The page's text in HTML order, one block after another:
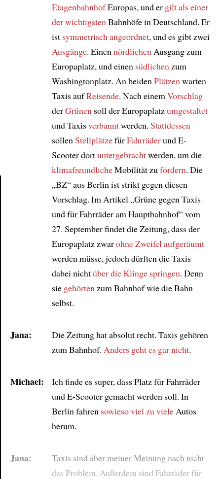
EtagenbahnhofEuropas, und er gilt alseiner
der wichtigsten Bahnhöfe in Deutschland. Er
ist symmetrisch angeordnet, und es gibt zwei
Ausgänge. Einen nördlichen Ausgang zum
Europaplatz, und einen südlichen zum
Washingtonplatz. An beiden Plätzen warten
Taxis aufReisende. Nach einem Vorschlag
derGrünen soll der Europaplatzumgestaltet
und Taxisverbanntwerden. Stattdessen
sollen StellplätzefürFahrräderund E-
Scooter dortuntergebrachtwerden, um die
klimafreundlicheMobilität zu fördern. Die
„BZ“ aus Berlin ist strikt gegen diesen
Vorschlag. Im Artikel „Grüne gegen Taxis
und für Fahrräder am Hauptbahnhof“ vom
27. September findet die Zeitung, dass der
Europaplatz zwarohne Zweifel aufgeräumt
werden müsse, jedoch dürften die Taxis
dabei nichtüber die Klinge springen. Denn
sie gehörten zum Bahnhof wie die Bahn
selbst.
Jana:
Die Zeitung hat absolut recht. Taxis gehören
zum Bahnhof. Anders geht es gar nicht.
Michael:
Ich finde es super, dass Platz für Fahrräder
und E-Scooter gemacht werden soll. In
Berlin fahren sowiesoviel zu vieleAutos
herum.
Jana:
Taxis sind aber meiner Meinung nach nicht
das Problem. Außerdem sind Fahrräder für